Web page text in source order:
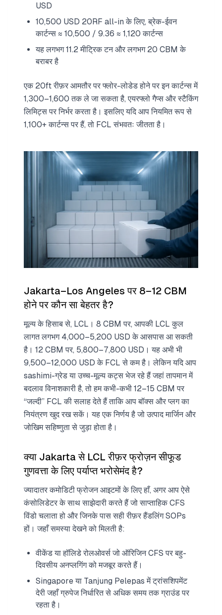
USD
10,500 USD 20RF all-in के लिए, ब्रेक-ईवन
कार्टन्स ≈ 10,500 / 9.36 ≈ 1,120 कार्टन्स
यह लगभग 11.2 मीट्रिक टन और लगभग 20 CBM के
बराबर है
एक 20ft रीफ़र आमतौर पर फ्लोर-लोडेड होने पर इन कार्टन्स में
1,300–1,600 तक ले जा सकता है, एयरफ्लो गैप्स और स्टैकिंग
लिमिट्स पर निर्भर करता है। इसलिए यदि आप नियमित रूप से
1,100+ कार्टन्स पर हैं, तो FCL संभवतः जीतता है।
Jakarta–Los Angeles पर 8–12 CBM
होने पर कौन सा बेहतर है?
मूल्य के हिसाब से, LCL। 8 CBM पर, आपकी LCL कुल
लागत लगभग 4,000–5,200 USD के आसपास आ सकती
है। 12 CBM पर, 5,800–7,800 USD। यह अभी भी
9,500–12,000 USD के FCL से कम है। लेकिन यदि आप
sashimi-ग्रेड या उच्च-मूल्य कट्स भेज रहे हैं जहां तापमान में
बदलाव विनाशकारी है, तो हम कभी-कभी 12–15 CBM पर
“जल्दी” FCL की सलाह देते हैं ताकि आप बॉक्स और प्लग का
नियंत्रण खुद रख सकें। यह एक निर्णय है जो उत्पाद मार्जिन और
जोखिम सहिष्णुता से जुड़ा होता है।
क्या Jakarta से LCL रीफ़र फ्रोज़न सीफूड
गुणवत्ता के लिए पर्याप्त भरोसेमंद है?
ज्यादातर कमोडिटी फ्रोजन आइटमों के लिए हाँ, अगर आप ऐसे
कंसोलिडेटर के साथ साझेदारी करते हैं जो साप्ताहिक CFS
विंडो चलाता हो और जिनके पास सही रीफ़र हैंडलिंग SOPs
हों। जहाँ समस्या देखने को मिलती है:
वीकेंड या हॉलिडे रोलओवर्स जो ऑरिजिन CFS पर बहु-
दिवसीय अनप्लगिंग को मजबूर करते हैं।
Singapore या Tanjung Pelepas में ट्रांसशिपमेंट
देरी जहाँ ग्रुपेज निर्धारित से अधिक समय तक ग्राउंड पर
रहता है।